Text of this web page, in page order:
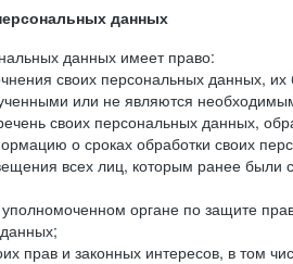
данных
данных имеет право:
своих персональных данных,
или не являются
своих персональных данных,
о сроках обработки своих
всех лиц, которым ранее
уполномоченном органе по защите
прав и законных интересов, в том